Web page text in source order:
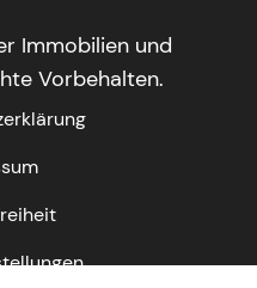
Immobilien und
Vorbehalten.